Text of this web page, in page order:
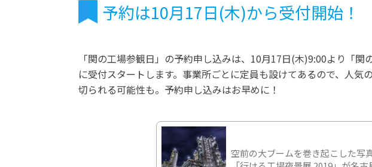
予約は10月17日(木)から受付開始！
「関の工場参観日」の予約申し込みは、10月17日(木)9:00より「
に受付スタートします。事業所ごとに定員も設けてあるので、人気
切られる可能性も。予約申し込みはお早めに！
空前の大ブームを巻き起こした写